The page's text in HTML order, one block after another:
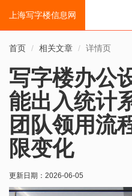
上海写字楼信息网
首页 相关文章 详情页
写字楼办公
能出入统计
团队领用流
限变化
更新日期： 2026-06-05